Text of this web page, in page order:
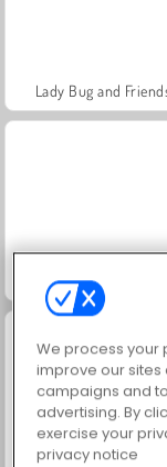
Lady Bug and
Ella: Cirurgia de
We process your
improve our sites
campaigns and
advertising. By
exercise your
privacy notice